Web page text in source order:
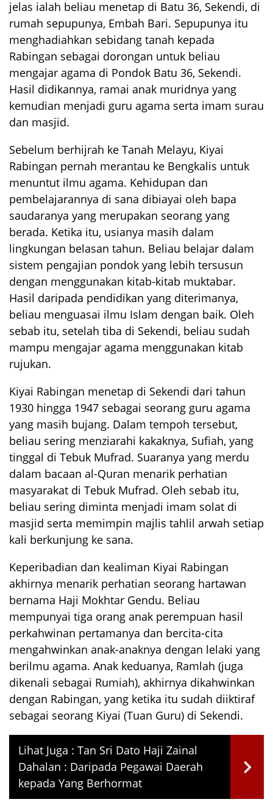
jelas ialah beliau menetap di Batu 36, Sekendi, di
rumah sepupunya, Embah Bari. Sepupunya itu
menghadiahkan sebidang tanah kepada
Rabingan sebagai dorongan untuk beliau
mengajar agama di Pondok Batu 36, Sekendi.
Hasil didikannya, ramai anak muridnya yang
kemudian menjadi guru agama serta imam surau
dan masjid.
Sebelum berhijrah ke Tanah Melayu, Kiyai
Rabingan pernah merantau ke Bengkalis untuk
menuntut ilmu agama. Kehidupan dan
pembelajarannya di sana dibiayai oleh bapa
saudaranya yang merupakan seorang yang
berada. Ketika itu, usianya masih dalam
lingkungan belasan tahun. Beliau belajar dalam
sistem pengajian pondok yang lebih tersusun
dengan menggunakan kitab-kitab muktabar.
Hasil daripada pendidikan yang diterimanya,
beliau menguasai ilmu Islam dengan baik. Oleh
sebab itu, setelah tiba di Sekendi, beliau sudah
mampu mengajar agama menggunakan kitab
rujukan.
Kiyai Rabingan menetap di Sekendi dari tahun
1930 hingga 1947 sebagai seorang guru agama
yang masih bujang. Dalam tempoh tersebut,
beliau sering menziarahi kakaknya, Sufiah, yang
tinggal di Tebuk Mufrad. Suaranya yang merdu
dalam bacaan al-Quran menarik perhatian
masyarakat di Tebuk Mufrad. Oleh sebab itu,
beliau sering diminta menjadi imam solat di
masjid serta memimpin majlis tahlil arwah setiap
kali berkunjung ke sana.
Keperibadian dan kealiman Kiyai Rabingan
akhirnya menarik perhatian seorang hartawan
bernama Haji Mokhtar Gendu. Beliau
mempunyai tiga orang anak perempuan hasil
perkahwinan pertamanya dan bercita-cita
mengahwinkan anak-anaknya dengan lelaki yang
berilmu agama. Anak keduanya, Ramlah (juga
dikenali sebagai Rumiah), akhirnya dikahwinkan
dengan Rabingan, yang ketika itu sudah diiktiraf
sebagai seorang Kiyai (Tuan Guru) di Sekendi.
Lihat Juga : Tan Sri Dato Haji Zainal
Dahalan : Daripada Pegawai Daerah
kepada Yang Berhormat